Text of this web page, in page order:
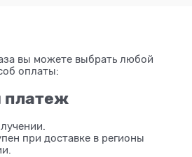
вы можете выбрать любой
оплаты:
при доставке в регионы